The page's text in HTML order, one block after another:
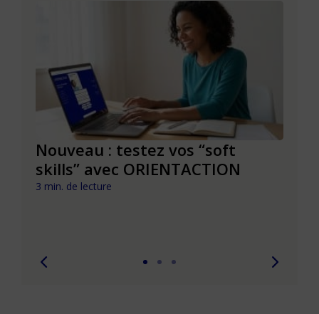
Nouveau : testez vos “soft
skills” avec ORIENTACTION
3 min. de lecture